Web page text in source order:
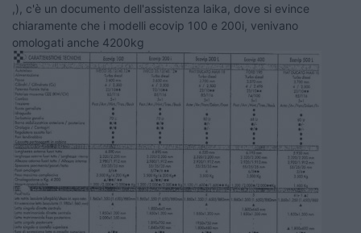
,), c'è un documento dell'assistenza laika, dove si evince
chiaramente che i modelli ecovip 100 e 200i, venivano
omologati anche 4200kg